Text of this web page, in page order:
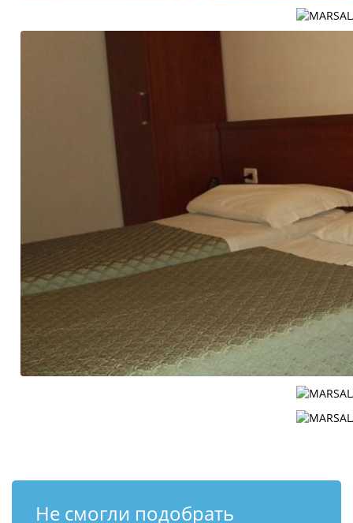
Не смогли подобрать